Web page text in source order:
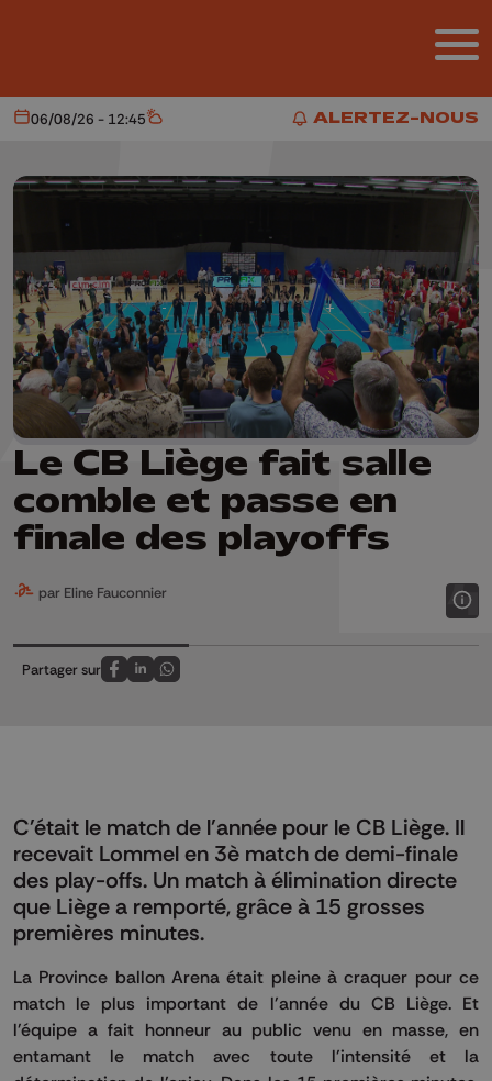
ALERTEZ-NOUS
ALERTEZ-NOUS
Aujourd'hui
06/08/26 - 12:45 Météo
Le CB Liège fait salle
comble et passe en
finale des playoffs
par Eline Fauconnier
Partager sur
Partagez sur FaceBook
Partagez sur LinkedIn
Partagez sur Whatsapp
C'était le match de l'année pour le CB Liège. Il
recevait Lommel en 3è match de demi-finale
des play-offs. Un match à élimination directe
que Liège a remporté, grâce à 15 grosses
premières minutes.
La Province ballon Arena était pleine à craquer pour ce
match le plus important de l'année du CB Liège. Et
l'équipe a fait honneur au public venu en masse, en
entamant le match avec toute l'intensité et la